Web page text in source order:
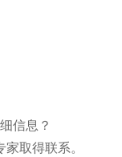
信息？
取得联系。